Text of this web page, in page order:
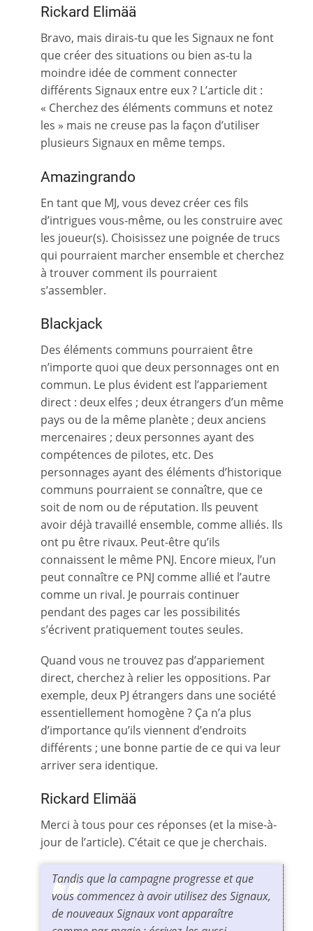
Rickard Elimää
Bravo, mais dirais-tu que les Signaux ne font
que créer des situations ou bien as-tu la
moindre idée de comment connecter
différents Signaux entre eux ? L’article dit :
« Cherchez des éléments communs et notez
les » mais ne creuse pas la façon d’utiliser
plusieurs Signaux en même temps.
Amazingrando
En tant que MJ, vous devez créer ces fils
d’intrigues vous-même, ou les construire avec
les joueur(s). Choisissez une poignée de trucs
qui pourraient marcher ensemble et cherchez
à trouver comment ils pourraient
s’assembler.
Blackjack
Des éléments communs pourraient être
n’importe quoi que deux personnages ont en
commun. Le plus évident est l’appariement
direct : deux elfes ; deux étrangers d’un même
pays ou de la même planète ; deux anciens
mercenaires ; deux personnes ayant des
compétences de pilotes, etc. Des
personnages ayant des éléments d’historique
communs pourraient se connaître, que ce
soit de nom ou de réputation. Ils peuvent
avoir déjà travaillé ensemble, comme alliés. Ils
ont pu être rivaux. Peut-être qu’ils
connaissent le même PNJ. Encore mieux, l’un
peut connaître ce PNJ comme allié et l’autre
comme un rival. Je pourrais continuer
pendant des pages car les possibilités
s’écrivent pratiquement toutes seules.
Quand vous ne trouvez pas d’appariement
direct, cherchez à relier les oppositions. Par
exemple, deux PJ étrangers dans une société
essentiellement homogène ? Ça n’a plus
d’importance qu’ils viennent d’endroits
différents ; une bonne partie de ce qui va leur
arriver sera identique.
Rickard Elimää
Merci à tous pour ces réponses (et la mise-à-
jour de l’article). C’était ce que je cherchais.
Tandis que la campagne progresse et que
vous commencez à avoir utilisez des Signaux,
de nouveaux Signaux vont apparaître